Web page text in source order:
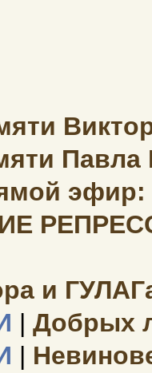
Павла
эфир:
и
| Добрых
|